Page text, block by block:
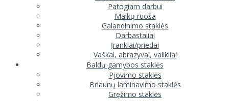
Patogiam darbui
Malkų ruoša
Galandinimo staklės
Darbastaliai
Įrankiai/priedai
Vaškai, abrazyvai, valikliai
Baldų gamybos staklės
Pjovimo staklės
Briaunų laminavimo staklės
Gręžimo staklės